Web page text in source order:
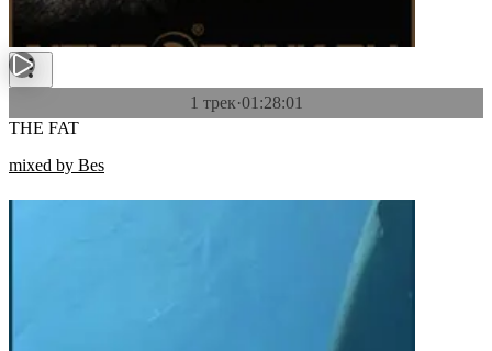
1 трек·01:28:01
THE FAT
mixed by Bes